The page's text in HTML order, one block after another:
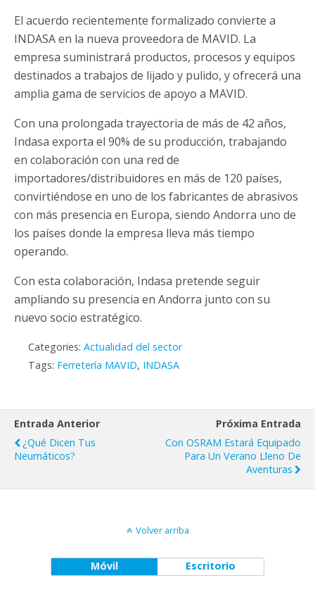
El acuerdo recientemente formalizado convierte a
INDASA en la nueva proveedora de MAVID. La
empresa suministrará productos, procesos y equipos
destinados a trabajos de lijado y pulido, y ofrecerá una
amplia gama de servicios de apoyo a MAVID.
Con una prolongada trayectoria de más de 42 años,
Indasa exporta el 90% de su producción, trabajando
en colaboración con una red de
importadores/distribuidores en más de 120 países,
convirtiéndose en uno de los fabricantes de abrasivos
con más presencia en Europa, siendo Andorra uno de
los países donde la empresa lleva más tiempo
operando.
Con esta colaboración, Indasa pretende seguir
ampliando su presencia en Andorra junto con su
nuevo socio estratégico.
Categories: Actualidad del sector
Tags: Ferretería MAVID, INDASA
Entrada Anterior
¿Qué Dicen Tus
Neumáticos?
Próxima Entrada
Con OSRAM Estará Equipado
Para Un Verano Lleno De
Aventuras
Volver arriba
Móvil Escritorio